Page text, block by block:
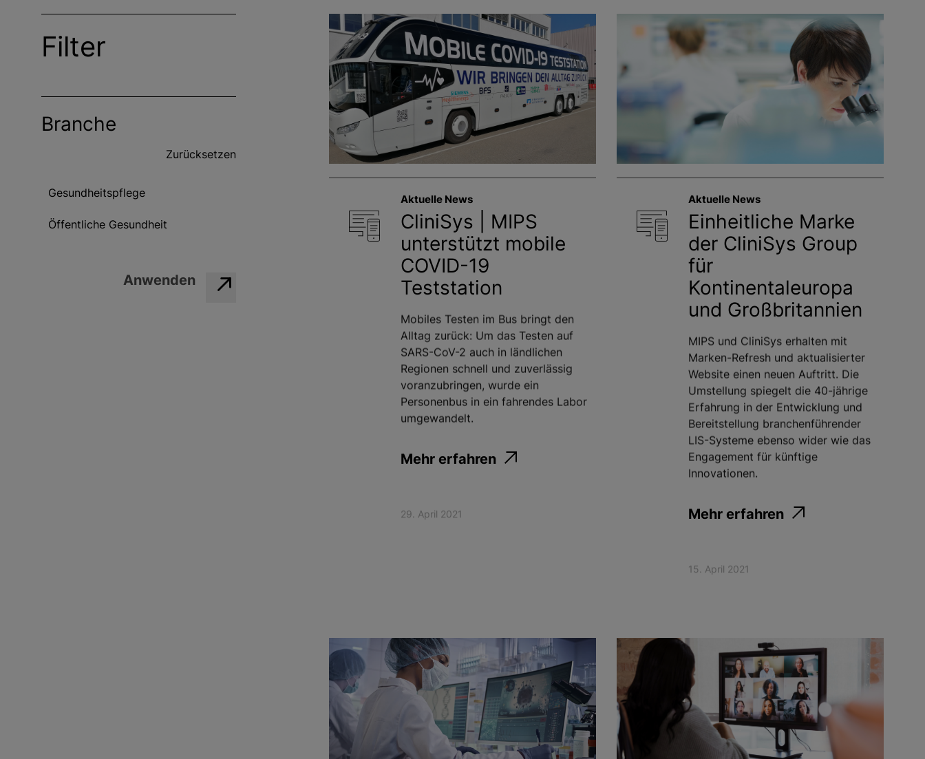
Filter
Branche
Zurücksetzen
Gesundheitspflege
Öffentliche Gesundheit
Anwenden
Aktuelle News
CliniSys | MIPS
unterstützt mobile
COVID-19
Teststation
Mobiles Testen im Bus bringt den
Alltag zurück: Um das Testen auf
SARS-CoV-2 auch in ländlichen
Regionen schnell und zuverlässig
voranzubringen, wurde ein
Personenbus in ein fahrendes Labor
umgewandelt.
Mehr erfahren
Aktuelle News
Einheitliche Marke
der CliniSys Group
für
Kontinentaleuropa
und Großbritannien
MIPS und CliniSys erhalten mit
Marken-Refresh und aktualisierter
Website einen neuen Auftritt. Die
Umstellung spiegelt die 40-jährige
Erfahrung in der Entwicklung und
Bereitstellung branchenführender
LIS-Systeme ebenso wider wie das
Engagement für künftige
Innovationen.
Mehr erfahren